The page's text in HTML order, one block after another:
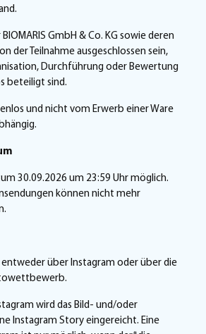
GmbH & Co. KG sowie deren
der Teilnahme ausgeschlossen sein,
Durchführung oder Bewertung
beteiligt sind.
und nicht vom Erwerb einer Ware
30.09.2026 um 23:59 Uhr möglich.
können nicht mehr
über Instagram oder über die
wird das Bild- und/oder
Instagram Story eingereicht. Eine